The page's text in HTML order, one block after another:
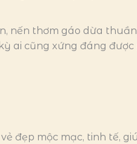
nến thơm gáo dừa
ai cũng xứng đáng
đẹp mộc mạc, tinh tế,